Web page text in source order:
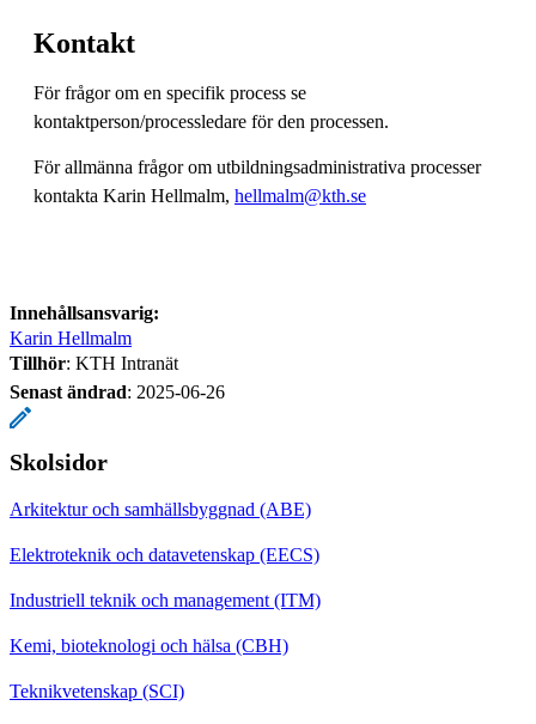
Kontakt
För frågor om en specifik process se
kontaktperson/processledare för den processen.
För allmänna frågor om utbildningsadministrativa processer
kontakta Karin Hellmalm, hellmalm@kth.se
Innehållsansvarig:
Karin Hellmalm
Tillhör: KTH Intranät
Senast ändrad: 2025-06-26
Skolsidor
Arkitektur och samhällsbyggnad (ABE)
Elektroteknik och datavetenskap (EECS)
Industriell teknik och management (ITM)
Kemi, bioteknologi och hälsa (CBH)
Teknikvetenskap (SCI)